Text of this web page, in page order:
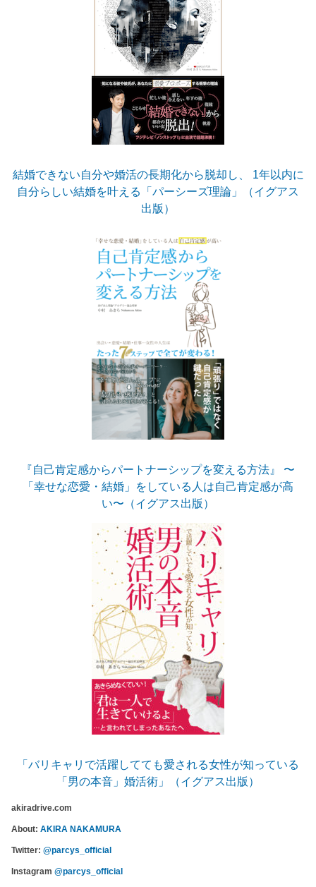
結婚できない自分や婚活の長期化から脱却し、 1年以内に
自分らしい結婚を叶える「パーシーズ理論」（イグアス
出版）
『自己肯定感からパートナーシップを変える方法』 〜
「幸せな恋愛・結婚」をしている人は自己肯定感が高
い〜（イグアス出版）
「バリキャリで活躍してても愛される女性が知っている
「男の本音」婚活術」（イグアス出版）
akiradrive.com
About:AKIRA NAKAMURA
Twitter:@parcys_official
Instagram@parcys_official